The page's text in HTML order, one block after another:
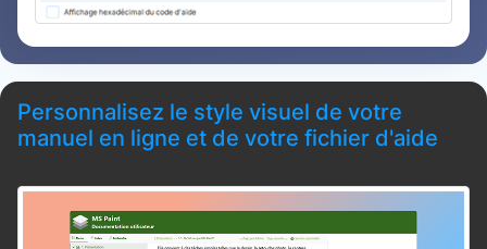
Personnalisez le style visuel de votre
manuel en ligne et de votre fichier d'aide